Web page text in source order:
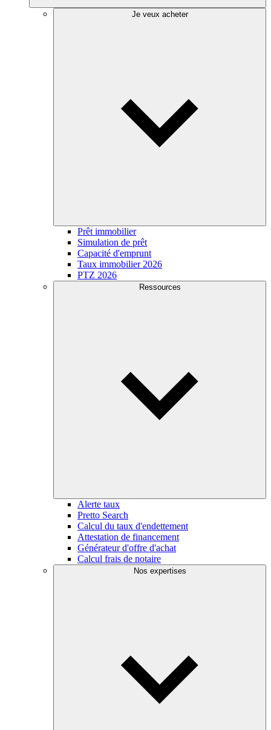
Je veux acheter
Prêt immobilier
Simulation de prêt
Capacité d'emprunt
Taux immobilier 2026
PTZ 2026
Ressources
Alerte taux
Pretto Search
Calcul du taux d'endettement
Attestation de financement
Générateur d'offre d'achat
Calcul frais de notaire
Nos expertises